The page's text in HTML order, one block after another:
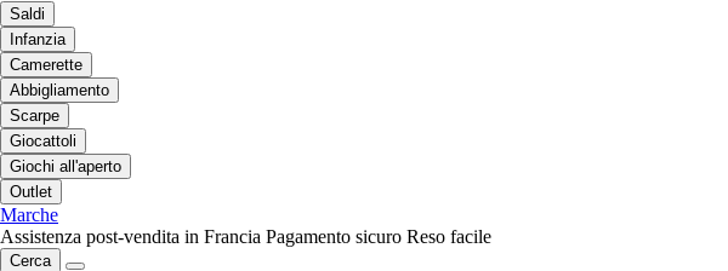
Saldi
Infanzia
Camerette
Abbigliamento
Scarpe
Giocattoli
Giochi all'aperto
Outlet
Marche
Assistenza post-vendita in Francia Pagamento sicuro Reso facile
Cerca